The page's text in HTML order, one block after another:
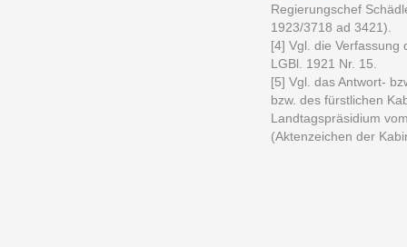
Regierungschef
1923/3718 ad
[4] Vgl. die
LGBl. 1921 Nr. 15.
[5] Vgl. das Antwort-
bzw. des fürstlichen
Landtagspräsidium
(Aktenzeichen der